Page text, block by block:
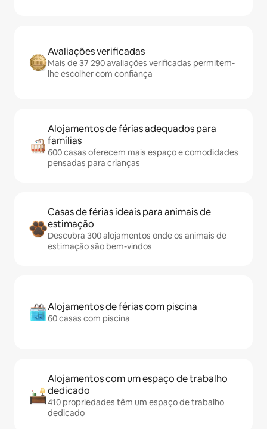
Avaliações verificadas
Mais de 37 290 avaliações verificadas permitem-
lhe escolher com confiança
Alojamentos de férias adequados para
famílias
600 casas oferecem mais espaço e comodidades
pensadas para crianças
Casas de férias ideais para animais de
estimação
Descubra 300 alojamentos onde os animais de
estimação são bem-vindos
Alojamentos de férias com piscina
60 casas com piscina
Alojamentos com um espaço de trabalho
dedicado
410 propriedades têm um espaço de trabalho
dedicado